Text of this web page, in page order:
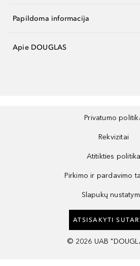
Papildoma informacija
Apie DOUGLAS
Privatumo
Rekvizitai
Atitikties politika
Pirkimo ir pardavimo
Slapukų
ATSISAKYTI
© 2026 UAB